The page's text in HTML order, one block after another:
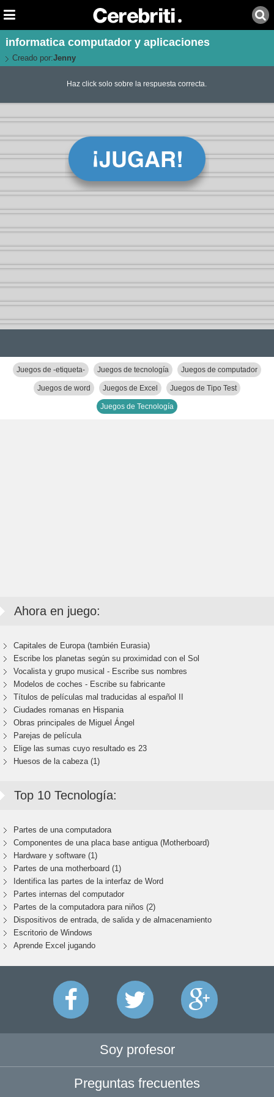
informatica computador y aplicaciones
Creado por:Jenny
Haz click solo sobre la respuesta correcta.
Juegos de -etiqueta- Juegos de tecnología Juegos de computador
Juegos de word Juegos de Excel Juegos de Tipo Test
Juegos de Tecnología
Ahora en juego:
Capitales de Europa (también Eurasia)
Escribe los planetas según su proximidad con el Sol
Vocalista y grupo musical - Escribe sus nombres
Modelos de coches - Escribe su fabricante
Títulos de películas mal traducidas al español II
Ciudades romanas en Hispania
Obras principales de Miguel Ángel
Parejas de película
Elige las sumas cuyo resultado es 23
Huesos de la cabeza (1)
Top 10 Tecnología:
Partes de una computadora
Componentes de una placa base antigua (Motherboard)
Hardware y software (1)
Partes de una motherboard (1)
Identifica las partes de la interfaz de Word
Partes internas del computador
Partes de la computadora para niños (2)
Dispositivos de entrada, de salida y de almacenamiento
Escritorio de Windows
Aprende Excel jugando
Soy profesor
Preguntas frecuentes